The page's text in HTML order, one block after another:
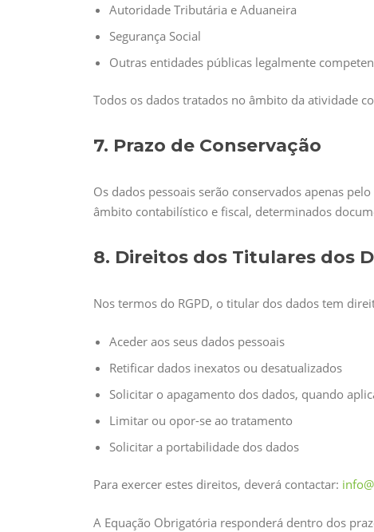
Autoridade Tributária e Aduaneira
Segurança Social
Outras entidades públicas legalmente
Todos os dados tratados no âmbito da atividade
7. Prazo de Conservação
Os dados pessoais serão conservados apenas
âmbito contabilístico e fiscal, determinados
8. Direitos dos Titulares dos
Nos termos do RGPD, o titular dos dados tem
Aceder aos seus dados pessoais
Retificar dados inexatos ou desatualizados
Solicitar o apagamento dos dados, quando
Limitar ou opor-se ao tratamento
Solicitar a portabilidade dos dados
Para exercer estes direitos, deverá contactar:
A Equação Obrigatória responderá dentro dos